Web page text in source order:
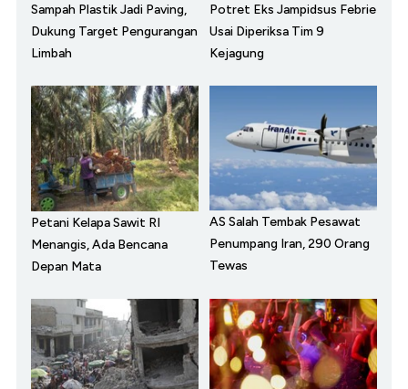
Sampah Plastik Jadi Paving,
Dukung Target Pengurangan
Limbah
Potret Eks Jampidsus Febrie
Usai Diperiksa Tim 9
Kejagung
Petani Kelapa Sawit RI
Menangis, Ada Bencana
Depan Mata
AS Salah Tembak Pesawat
Penumpang Iran, 290 Orang
Tewas